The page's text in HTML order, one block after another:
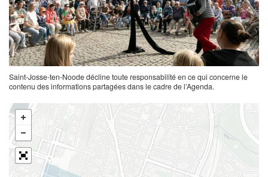
Saint-Josse-ten-Noode décline toute responsabilité en ce qui concerne le
contenu des informations partagées dans le cadre de l’Agenda.